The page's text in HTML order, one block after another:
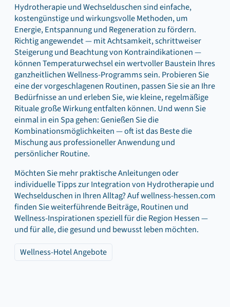
Hydrotherapie und Wechselduschen sind einfache,
kostengünstige und wirkungsvolle Methoden, um
Energie, Entspannung und Regeneration zu fördern.
Richtig angewendet — mit Achtsamkeit, schrittweiser
Steigerung und Beachtung von Kontraindikationen —
können Temperaturwechsel ein wertvoller Baustein Ihres
ganzheitlichen Wellness-Programms sein. Probieren Sie
eine der vorgeschlagenen Routinen, passen Sie sie an Ihre
Bedürfnisse an und erleben Sie, wie kleine, regelmäßige
Rituale große Wirkung entfalten können. Und wenn Sie
einmal in ein Spa gehen: Genießen Sie die
Kombinationsmöglichkeiten — oft ist das Beste die
Mischung aus professioneller Anwendung und
persönlicher Routine.
Möchten Sie mehr praktische Anleitungen oder
individuelle Tipps zur Integration von Hydrotherapie und
Wechselduschen in Ihren Alltag? Auf wellness-hessen.com
finden Sie weiterführende Beiträge, Routinen und
Wellness-Inspirationen speziell für die Region Hessen —
und für alle, die gesund und bewusst leben möchten.
Wellness-Hotel Angebote